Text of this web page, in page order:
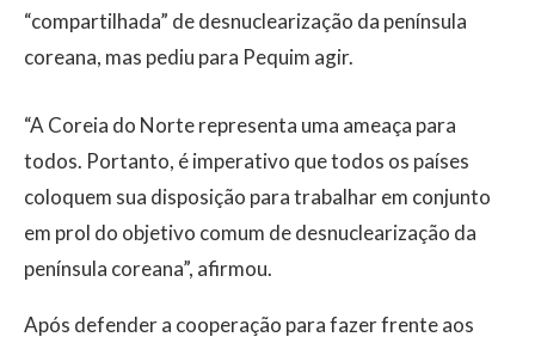
“compartilhada” de desnuclearização da península
coreana, mas pediu para Pequim agir.
“A Coreia do Norte representa uma ameaça para
todos. Portanto, é imperativo que todos os países
coloquem sua disposição para trabalhar em conjunto
em prol do objetivo comum de desnuclearização da
península coreana”, afirmou.
Após defender a cooperação para fazer frente aos